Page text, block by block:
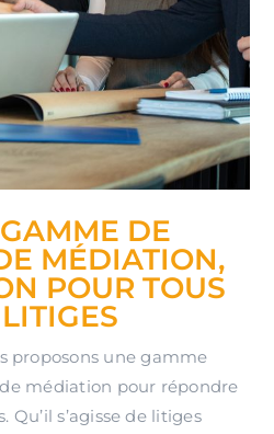
DE
MÉDIATION,
POUR TOUS
proposons une gamme
médiation pour répondre
Qu’il s’agisse de litiges